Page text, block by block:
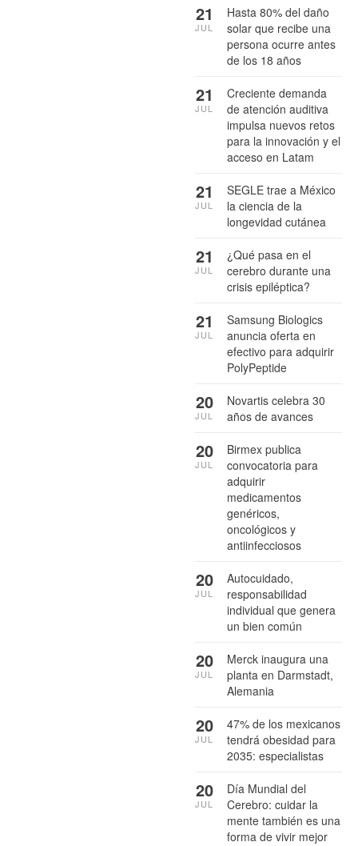
Hasta 80% del daño
solar que recibe una
persona ocurre antes
de los 18 años
21
JUL
Creciente demanda
de atención auditiva
impulsa nuevos retos
para la innovación y el
acceso en Latam
21
JUL
SEGLE trae a México
la ciencia de la
longevidad cutánea
21
JUL
¿Qué pasa en el
cerebro durante una
crisis epiléptica?
21
JUL
Samsung Biologics
anuncia oferta en
efectivo para adquirir
PolyPeptide
21
JUL
Novartis celebra 30
años de avances
20
JUL
Birmex publica
convocatoria para
adquirir
medicamentos
genéricos,
oncológicos y
antiinfecciosos
20
JUL
Autocuidado,
responsabilidad
individual que genera
un bien común
20
JUL
Merck inaugura una
planta en Darmstadt,
Alemania
20
JUL
47% de los mexicanos
tendrá obesidad para
2035: especialistas
20
JUL
Día Mundial del
Cerebro: cuidar la
mente también es una
forma de vivir mejor
20
JUL